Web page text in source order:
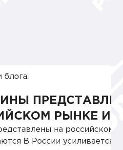
РЫНКЕ И
на российском